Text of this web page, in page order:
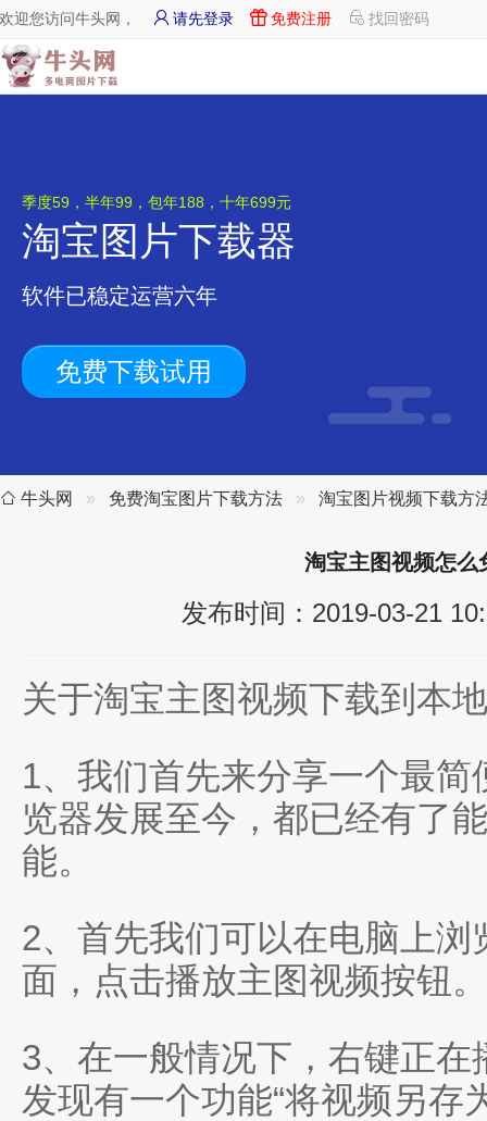
欢迎您访问牛头网， 请先登录 免费注册 找回密码
季度59，半年99，包年188，十年699元
淘宝图片下载器
软件已稳定运营六年
免费下载试用
牛头网 免费淘宝图片下载方法 淘宝图片视频下载方
淘宝主图视频怎么
发布时间：2019-03-21
关于淘宝主图视频下载到本
1、我们首先来分享一个最
览器发展至今，都已经有了
能。
2、首先我们可以在电脑上
面，点击播放主图视频按钮。
3、在一般情况下，右键正
发现有一个功能“将视频另存